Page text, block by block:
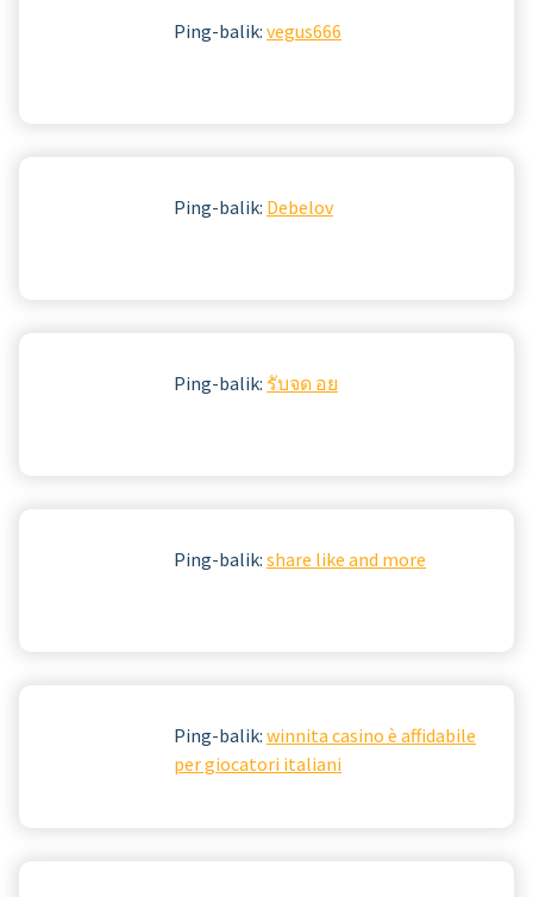
Ping-balik: vegus666
Ping-balik: Debelov
Ping-balik: รับจด อย
Ping-balik: share like and more
Ping-balik: winnita casino è affidabile
per giocatori italiani